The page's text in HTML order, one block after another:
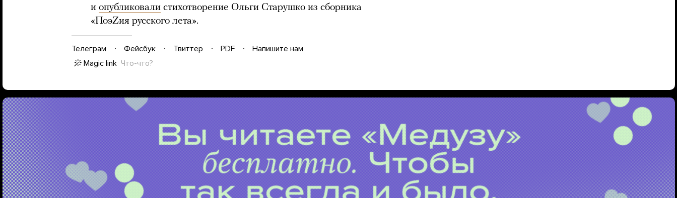
и опубликовали стихотворение Ольги Старушко из сборника
«ПоэZия русского лета».
Телеграм Фейсбук Твиттер PDF
Напишите нам
Magic link Что-что?